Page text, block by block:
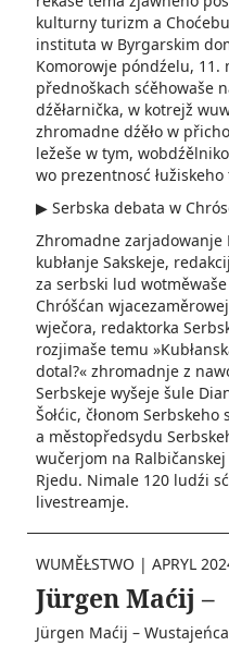
kulturny turizm a
instituta w Byrgarskim
Komorowje póndźelu, 11.
přednoškach sćěhowaše
dźěłarnička, w kotrejž
zhromadne dźěło w
ležeše w tym,
wo prezentnosć
▶ Serbska debata w
Zhromadne
kubłanje Sakskeje,
za serbski lud
Chróšćan
wječora, redaktorka
rozjimaše temu
dotal?« zhromadnje z
Serbskeje wyšeje šule
Šołćic, čłonom
a městopředsydu
wučerjom na
Rjedu. Nimale 120 ludźi
livestreamje.
WUMĚŁSTWO | APRYL
Jürgen Maćij –
Jürgen Maćij –